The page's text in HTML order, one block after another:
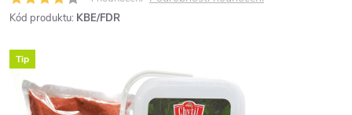
Kód produktu: KBE/FDR
Tip